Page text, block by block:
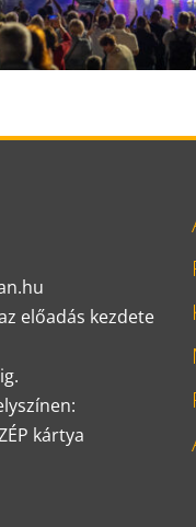
előadás kezdete
kártya